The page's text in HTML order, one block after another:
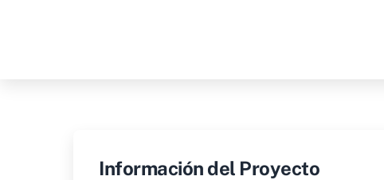
Información del Proyecto